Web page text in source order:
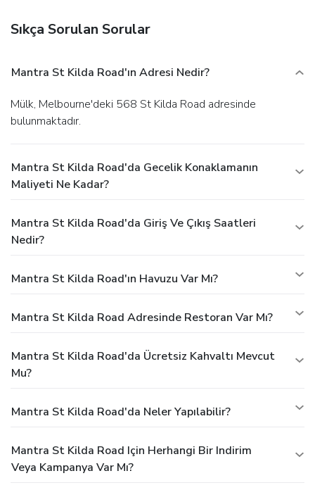
Sıkça Sorulan Sorular
Mantra St Kilda Road'ın Adresi Nedir?
Mülk, Melbourne'deki 568 St Kilda Road adresinde
bulunmaktadır.
Mantra St Kilda Road'da Gecelik Konaklamanın
Maliyeti Ne Kadar?
Mantra St Kilda Road'da Giriş Ve Çıkış Saatleri
Nedir?
Mantra St Kilda Road'ın Havuzu Var Mı?
Mantra St Kilda Road Adresinde Restoran Var Mı?
Mantra St Kilda Road'da Ücretsiz Kahvaltı Mevcut
Mu?
Mantra St Kilda Road'da Neler Yapılabilir?
Mantra St Kilda Road Için Herhangi Bir Indirim
Veya Kampanya Var Mı?